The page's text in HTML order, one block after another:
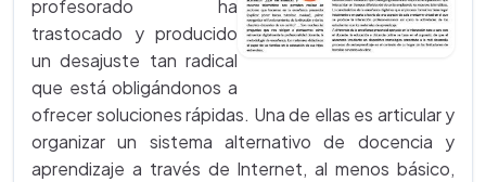
profesorado ha
trastocado y producido
un desajuste tan radical
que está obligándonos a
ofrecer soluciones rápidas. Una de ellas es articular y
organizar un sistema alternativo de docencia y
aprendizaje a través de Internet, al menos básico,